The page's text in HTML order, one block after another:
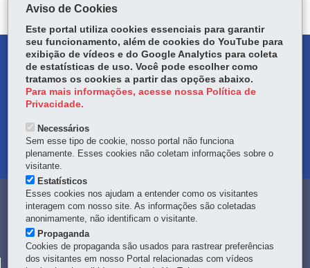
MAPA DO SITE
DENUNCIE CORRUPÇÃO
OUVIDORIA
Navegação
principal
CELEPAR
Aviso de Cookies
Este portal utiliza cookies essenciais para garantir
seu funcionamento, além de cookies do YouTube para
exibição de vídeos e do Google Analytics para coleta
de estatísticas de uso. Você pode escolher como
tratamos os cookies a partir das opções abaixo.
Para mais informações, acesse nossa Política de
Privacidade.
Necessários
Sem esse tipo de cookie, nosso portal não funciona
plenamente. Esses cookies não coletam informações sobre o
visitante.
Estatísticos
Esses cookies nos ajudam a entender como os visitantes
interagem com nosso site. As informações são coletadas
anonimamente, não identificam o visitante.
Propaganda
Cookies de propaganda são usados para rastrear preferências
dos visitantes em nosso Portal relacionadas com vídeos